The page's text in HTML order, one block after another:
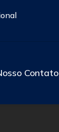
Contato